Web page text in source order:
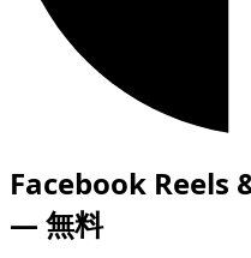
Facebook Reels
— 無料